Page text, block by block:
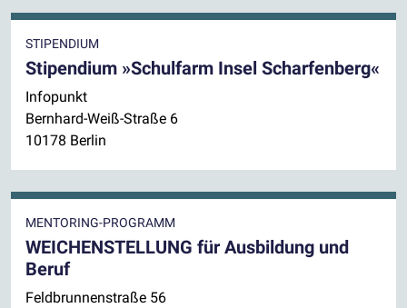
STIPENDIUM
Stipendium »Schulfarm Insel Scharfenberg«
Infopunkt
Bernhard-Weiß-Straße 6
10178 Berlin
MENTORING-PROGRAMM
WEICHENSTELLUNG für Ausbildung und
Beruf
Feldbrunnenstraße 56